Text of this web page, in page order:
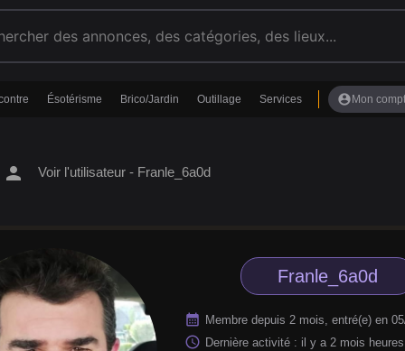
Ésotérisme Brico/Jardin Outillage Services account_circle Mon
person Voir l'utilisateur - Franle_6a0d
Franle_6a0d
calendar_month Membre depuis 2 mois, entré(e) en
access_time Dernière activité : il y a 2 mois